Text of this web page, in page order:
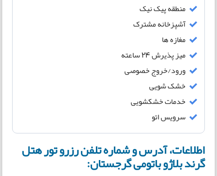
منطقه پیک نیک
آشپزخانه مشترک
مغازه ها
میز پذیرش 24 ساعته
ورود/خروج خصوصی
خشک شویی
خدمات خشکشویی
سرویس اتو
اطلاعات، آدرس و شماره تلفن رزرو تور هتل
گرند بلاژو باتومی گرجستان: